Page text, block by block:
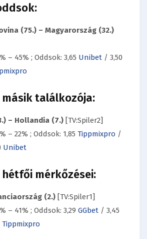
(75.) – Magyarország (32.)
– 45% ; Oddsok: 3,65 Unibet / 3,50
másik találkozója:
– Hollandia (7.) [TV:Spiler2]
– 22% ; Oddsok: 1,85 Tippmixpro /
Unibet
hétfői mérkőzései:
(2.) [TV:Spiler1]
– 41% ; Oddsok: 3,29 GGbet / 3,45
Tippmixpro